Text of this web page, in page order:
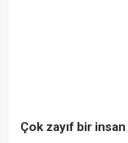
Çok zayıf bir insan